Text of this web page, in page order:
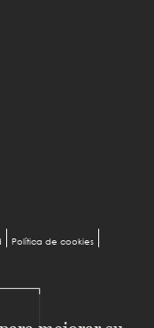
Política de cookies